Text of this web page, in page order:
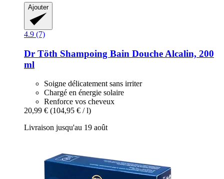
Ajouter
4.9 (7)
Dr Töth Shampoing Bain Douche Alcalin, 200
ml
Soigne délicatement sans irriter
Chargé en énergie solaire
Renforce vos cheveux
20,99 € (104,95 € / l)
Livraison jusqu'au 19 août